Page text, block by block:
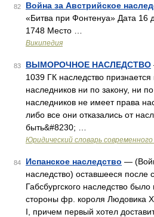
82 Война за Австрийское
«Битва при Фонтенуа» Дата 16
1748 Место …
Википедия
83 ВЫМОРОЧНОЕ НАСЛЕДСТВО
1039 ГК наследство
наследников ни по закону, ни
наследников не имеет права
либо все они отказались от
быть&#8230; …
Юридический словарь
84 Испанское наследство —
наследство) оставшееся после
Габсбургского наследство
стороны фр. короля Людовика
I, причем первый хотел